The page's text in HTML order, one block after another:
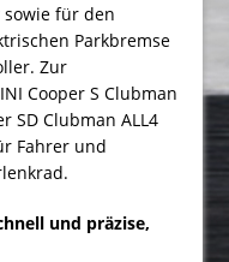
für den
Parkbremse
Zur
Cooper S Clubman
SD Clubman ALL4
Fahrer und
und präzise,